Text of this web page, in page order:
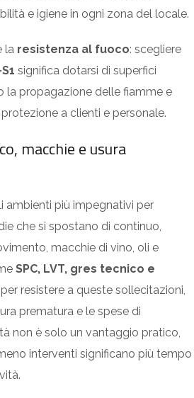
e igiene in ogni zona del locale.
la resistenza al fuoco: scegliere
significa dotarsi di superfici
la propagazione delle fiamme e
a clienti e personale.
macchie e usura
ambienti più impegnativi per
che si spostano di continuo,
macchie di vino, oli e
SPC, LVT, gres tecnico e
resistere a queste sollecitazioni,
prematura e le spese di
non è solo un vantaggio pratico,
interventi significano più tempo